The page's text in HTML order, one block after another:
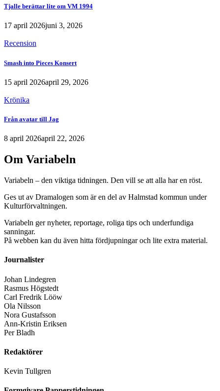
Tjalle berättar lite om VM 1994
17 april 2026juni 3, 2026
Recension
Smash into Pieces Konsert
15 april 2026april 29, 2026
Krönika
Från avatar till Jag
8 april 2026april 22, 2026
Om Variabeln
Variabeln – den viktiga tidningen. Den vill se att alla har en röst.
Ges ut av Dramalogen som är en del av Halmstad kommun under
Kulturförvaltningen.
Variabeln ger nyheter, reportage, roliga tips och underfundiga
sanningar.
På webben kan du även hitta fördjupningar och lite extra material.
Journalister
Johan Lindegren
Rasmus Högstedt
Carl Fredrik Lööw
Ola Nilsson
Nora Gustafsson
Ann-Kristin Eriksen
Per Bladh
Redaktörer
Kevin Tullgren